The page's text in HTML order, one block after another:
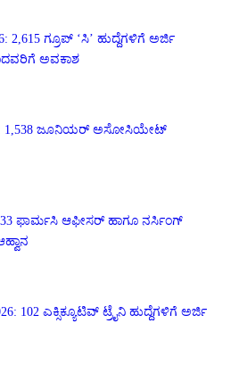
2,615 ಗ್ರೂಪ್ ‘ಸಿ’ ಹುದ್ದೆಗಳಿಗೆ ಅರ್ಜಿ
ಅವಕಾಶ
1,538 ಜೂನಿಯರ್ ಅಸೋಸಿಯೇಟ್
233 ಫಾರ್ಮಸಿ ಆಫೀಸರ್ ಹಾಗೂ ನರ್ಸಿಂಗ್
102 ಎಕ್ಸಿಕ್ಯೂಟಿವ್ ಟ್ರೈನಿ ಹುದ್ದೆಗಳಿಗೆ ಅರ್ಜಿ